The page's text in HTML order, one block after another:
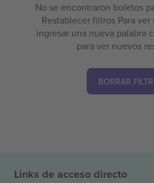
No se encontraron boletos
Restablecer filtros Para ver
ingresar una nueva palabra
para ver nuevos
BORRAR
Links de acceso directo